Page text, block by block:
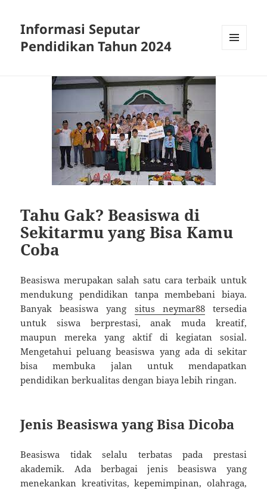
Informasi Seputar
Pendidikan Tahun 2024
Tahu Gak? Beasiswa di
Sekitarmu yang Bisa Kamu
Coba
Beasiswa merupakan salah satu cara terbaik untuk
mendukung pendidikan tanpa membebani biaya.
Banyak beasiswa yang situs neymar88tersedia
untuk siswa berprestasi, anak muda kreatif,
maupun mereka yang aktif di kegiatan sosial.
Mengetahui peluang beasiswa yang ada di sekitar
bisa membuka jalan untuk mendapatkan
pendidikan berkualitas dengan biaya lebih ringan.
Jenis Beasiswa yang Bisa Dicoba
Beasiswa tidak selalu terbatas pada prestasi
akademik. Ada berbagai jenis beasiswa yang
menekankan kreativitas, kepemimpinan, olahraga,